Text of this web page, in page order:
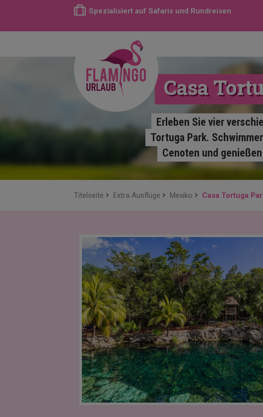
Spezialisiert auf Safaris und Rundreisen
Casa
Erleben Sie vier
Tortuga Park.
Cenoten und
Titelseite Extra Ausflüge Mexiko Casa Tortuga